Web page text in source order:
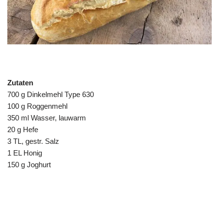
Zutaten
700 g Dinkelmehl Type 630
100 g Roggenmehl
350 ml Wasser, lauwarm
20 g Hefe
3 TL, gestr. Salz
1 EL Honig
150 g Joghurt